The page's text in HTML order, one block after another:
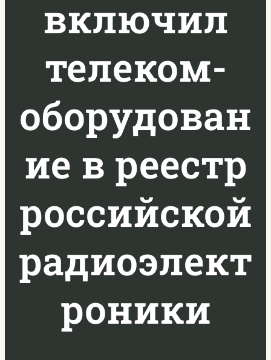
включил
телеком-
оборудован
ие в реестр
российской
радиоэлект
роники